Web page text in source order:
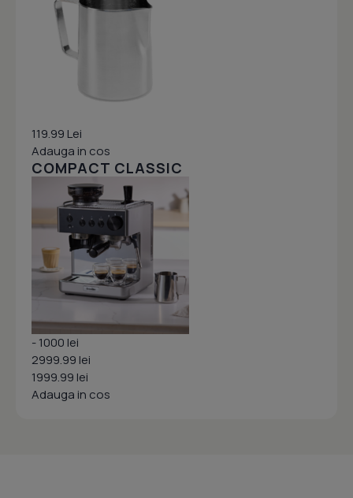
119.99 Lei
Adauga in cos
COMPACT CLASSIC
- 1000 lei
2999.99 lei
1999.99 lei
Adauga in cos